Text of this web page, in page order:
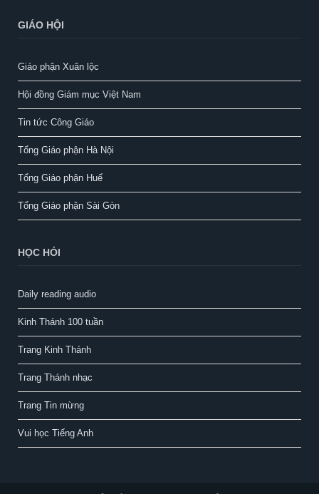
GIÁO HỘI
Giáo phận Xuân lộc
Hội đồng Giám mục Việt Nam
Tin tức Công Giáo
Tổng Giáo phận Hà Nội
Tổng Giáo phận Huế
Tổng Giáo phận Sài Gòn
HỌC HỎI
Daily reading audio
Kinh Thánh 100 tuần
Trang Kinh Thánh
Trang Thánh nhạc
Trang Tin mừng
Vui học Tiếng Anh